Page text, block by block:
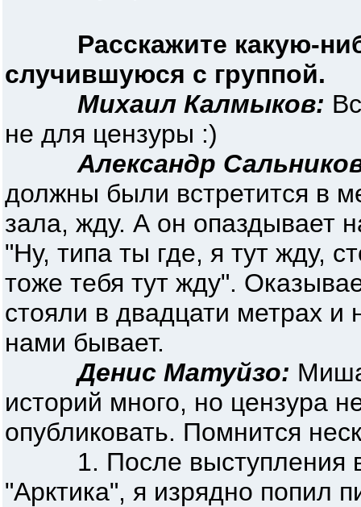
Расскажите какую-
случившуюся с группой.
Михаил Калмыков:
не для цензуры :)
Александр
должны были встретится в
зала, жду. А он опаздывает
"Ну, типа ты где, я тут жду,
тоже тебя тут жду".
стояли в двадцати метрах и
нами бывает.
Денис Матуйзо:
историй много, но цензура
опубликовать. Помнится
1. После выступления в
"Арктика", я изрядно попил